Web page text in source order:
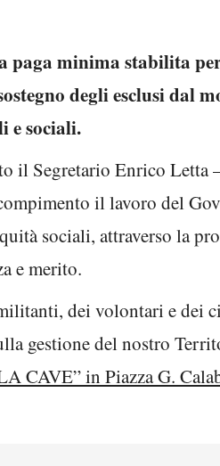
paga minima stabilita
degli esclusi dal
e sociali.
il Segretario Enrico Letta
il lavoro del
sociali, attraverso la
e merito.
dei volontari e dei
gestione del nostro
CAVE” in Piazza G.